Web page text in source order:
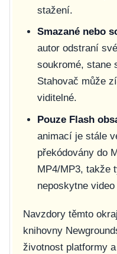
stažení.
Smazané nebo
autor odstraní
soukromé, stane
Stahovač může
viditelné.
Pouze Flash
animací je stále
překódovány do
MP4/MP3, takže
neposkytne
Navzdory těmto
knihovny
životnost platformy